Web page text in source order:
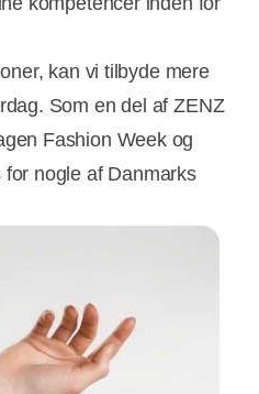
kan vi tilbyde mere
Som en del af ZENZ
Fashion Week og
nogle af Danmarks